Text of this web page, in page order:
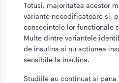
Totusi, majoritatea acestor
variante necodificatoare si,
consecintele lor functionale
Multe dintre variantele
de insulina si nu actiunea
sensibile la insulina.
Studiile au continuat si pana